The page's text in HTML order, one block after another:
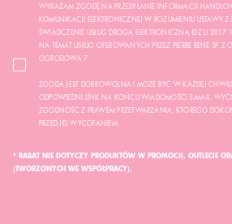
WYRAŻAM ZGODĘ NA PRZESYŁANIE INFORMACJI
KOMUNIKACJI ELEKTRONICZNEJ W ROZUMIENIU USTAWY
ŚWIADCZENIE USŁUG DROGĄ ELEKTRONICZNĄ
NA TEMAT USŁUG OFEROWANYCH PRZEZ PIERRE RENÉ SP. Z
OGRODOWA 7.
ZGODA JEST DOBROWOLNA I MOŻE BYĆ W KAŻDEJ
ODPOWIEDNI LINK NA KOŃCU WIADOMOŚCI E-MAIL.
ZGODNOŚĆ Z PRAWEM PRZETWARZANIA, KTÓREGO
PRZED JEJ WYCOFANIEM.
* RABAT NIE DOTYCZY PRODUKTÓW W PROMOCJI, OUTLECIE
(TWORZONYCH WE WSPÓŁPRACY).